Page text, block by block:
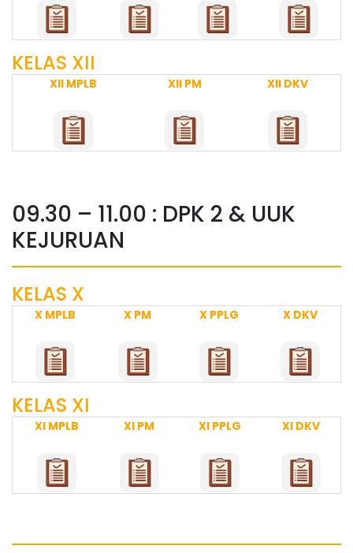
KELAS XII
XII MPLB XII PM XII DKV
09.30 – 11.00 : DPK 2 & UUK
KEJURUAN
KELAS X
X MPLB X PM X PPLG X DKV
KELAS XI
XI MPLB XI PM XI PPLG XI DKV